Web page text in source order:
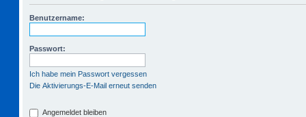
Benutzername:
Passwort:
Ich habe mein Passwort vergessen
Die Aktivierungs-E-Mail erneut senden
Angemeldet bleiben